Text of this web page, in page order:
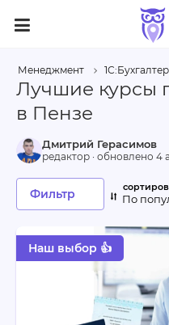
Менеджмент
Лучшие курсы
в Пензе
Наш выбор 👍
Дмитрий Герасимов
редактор · обновлено 4
Фильтр По